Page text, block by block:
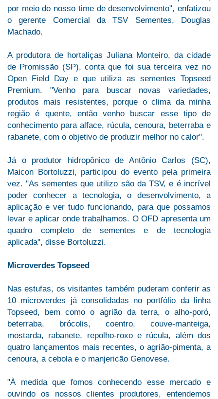
por meio do nosso time de desenvolvimento", enfatizou
o gerente Comercial da TSV Sementes, Douglas
Machado.
A produtora de hortaliças Juliana Monteiro, da cidade
de Promissão (SP), conta que foi sua terceira vez no
Open Field Day e que utiliza as sementes Topseed
Premium. "Venho para buscar novas variedades,
produtos mais resistentes, porque o clima da minha
região é quente, então venho buscar esse tipo de
conhecimento para alface, rúcula, cenoura, beterraba e
rabanete, com o objetivo de produzir melhor no calor".
Já o produtor hidropônico de Antônio Carlos (SC),
Maicon Bortoluzzi, participou do evento pela primeira
vez. "As sementes que utilizo são da TSV, e é incrível
poder conhecer a tecnologia, o desenvolvimento, a
aplicação e ver tudo funcionando, para que possamos
levar e aplicar onde trabalhamos. O OFD apresenta um
quadro completo de sementes e de tecnologia
aplicada", disse Bortoluzzi.
Microverdes Topseed
Nas estufas, os visitantes também puderam conferir as
10 microverdes já consolidadas no portfólio da linha
Topseed, bem como o agrião da terra, o alho-poró,
beterraba, brócolis, coentro, couve-manteiga,
mostarda, rabanete, repolho-roxo e rúcula, além dos
quatro lançamentos mais recentes, o agrião-pimenta, a
cenoura, a cebola e o manjericão Genovese.
"À medida que fomos conhecendo esse mercado e
ouvindo os nossos clientes produtores, entendemos